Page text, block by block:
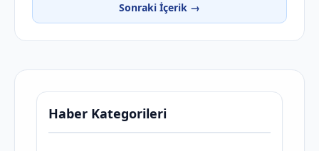
Sonraki İçerik →
Haber Kategorileri